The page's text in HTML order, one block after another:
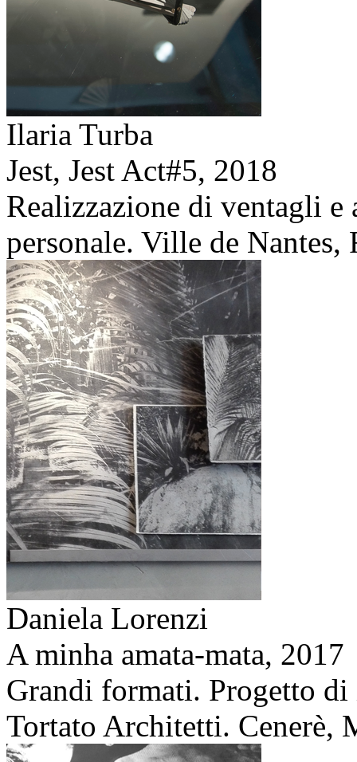
Ilaria Turba
Jest, Jest Act#5, 2018
Realizzazione di ventagli
personale. Ville de Nantes,
Daniela Lorenzi
A minha amata-mata, 2017
Grandi formati. Progetto
Tortato Architetti. Cenerè,